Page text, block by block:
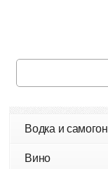
Водка и самогон
Вино